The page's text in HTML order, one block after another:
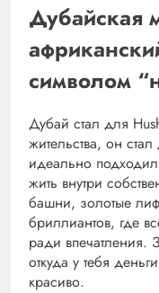
Дубайская
символом
Дубай стал для
жительства, он
идеально
жить внутри
башни, золотые
бриллиантов, где
ради впечатления.
откуда у тебя
красиво.